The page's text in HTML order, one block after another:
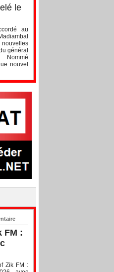
le
au
général
Nommé
nouvel
FM :
Zik FM :